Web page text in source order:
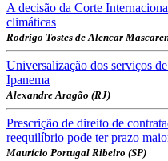
A decisão da Corte
climáticas
Rodrigo Tostes de Alencar
Universalização dos serviços
Ipanema
Alexandre Aragão (RJ)
Prescrição de direito de
reequilíbrio pode ter prazo
Maurício Portugal Ribeiro (SP)